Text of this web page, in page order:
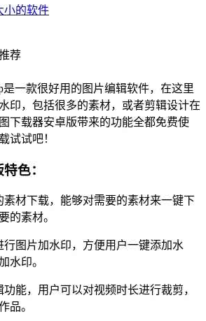
小的软件
荐
是一款很好用的图片编辑软件，在这里
印，包括很多的素材，或者剪辑设计在
下载器安卓版带来的功能全都免费使
试试吧！
特色：
素材下载，能够对需要的素材来一键下
的素材。
行图片加水印，方便用户一键添加水
水印。
能，用户可以对视频时长进行裁剪，
品。